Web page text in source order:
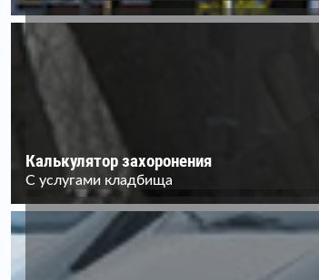
Калькулятор захоронения
С услугами кладбища